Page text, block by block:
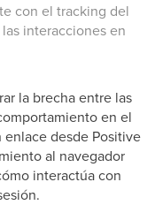
con el tracking del
interacciones en
la brecha entre las
en el
desde Positive
al navegador
interactúa con